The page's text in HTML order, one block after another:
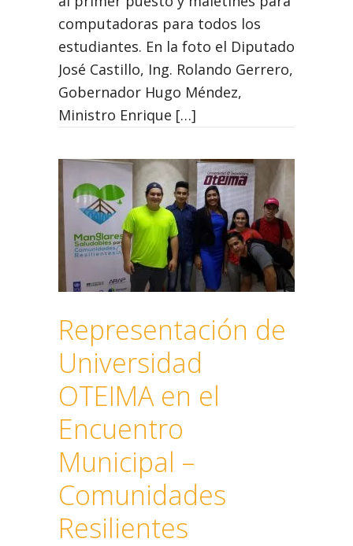
computadoras para todos los
estudiantes. En la foto el Diputado
José Castillo, Ing. Rolando Gerrero,
Gobernador Hugo Méndez,
Ministro Enrique […]
Representación de
Universidad
OTEIMA en el
Encuentro
Municipal –
Comunidades
Resilientes